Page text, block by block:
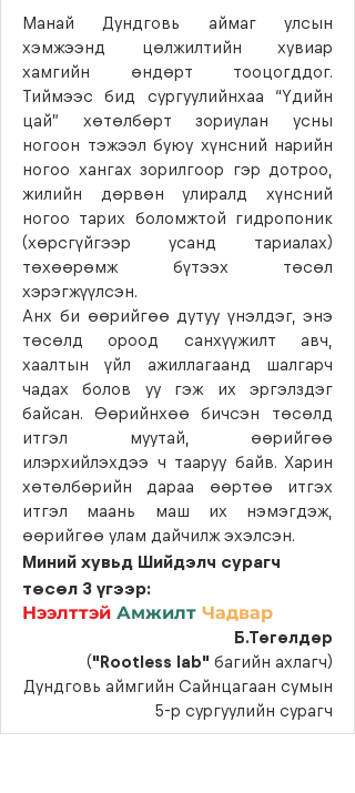
Манай Дундговь аймаг улсын
хэмжээнд цөлжилтийн хувиар
хамгийн өндөрт тооцогддог.
Тиймээс бид сургуулийнхаа “Үдийн
цай” хөтөлбөрт зориулан усны
ногоон тэжээл буюу хүнсний нарийн
ногоо хангах зорилгоор гэр дотроо,
жилийн дөрвөн улиралд хүнсний
ногоо тарих боломжтой гидропоник
(хөрсгүйгээр усанд тариалах)
төхөөрөмж бүтээх төсөл
хэрэгжүүлсэн.
Анх би өөрийгөө дутуу үнэлдэг, энэ
төсөлд ороод санхүүжилт авч,
хаалтын үйл ажиллагаанд шалгарч
чадах болов уу гэж их эргэлздэг
байсан. Өөрийнхөө бичсэн төсөлд
итгэл муутай, өөрийгөө
илэрхийлэхдээ ч тааруу байв. Харин
хөтөлбөрийн дараа өөртөө итгэх
итгэл маань маш их нэмэгдэж,
өөрийгөө улам дайчилж эхэлсэн.
Миний хувьд Шийдэлч сурагч
төсөл 3 үгээр:
Нээлттэй Амжилт Чадвар
Б.Төгөлдөр
("Rootless lab" багийн ахлагч)
Дундговь аймгийн Сайнцагаан сумын
5-р сургуулийн сурагч